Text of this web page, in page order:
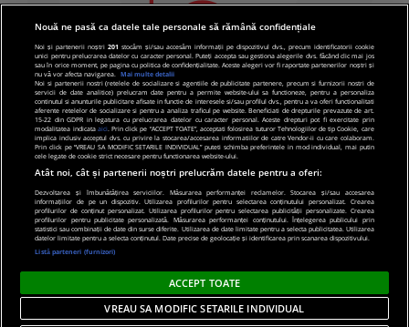
© 2019 PRO TV S.R.L |Politica de Cookie|Politica
de confidentialitate
Nouă ne pasă ca datele tale personale să rămână confidențiale
Noi și partenerii noștri201 stocăm și/sau accesăm informații pe dispozitivul dvs., precum identificatorii cookie
unici pentru prelucrarea datelor cu caracter personal. Puteți accepta sau gestiona alegerile dvs. făcând clic mai jos
sau în orice moment, pe pagina cu politica de confidențialitate. Aceste alegeri vor fi raportate partenerilor noștri și
nu vă vor afecta navigarea.
Mai multe detalii
Noi si partenerii nostri (retelele de socializare si agentiile de publicitate partenere, precum si furnizorii nostri de
servicii de date analitice) prelucram date pentru a permite website-ului sa functioneze, pentru a personaliza
continutul si anunturile publicitare afisate in functie de interesele si/sau profilul dvs., pentru a va oferi functionalitati
aferente retelelor de socializare si pentru a analiza traficul pe website. Beneficiati de drepturile prevazute de art.
15-22 din GDPR in legatura cu prelucrarea datelor cu caracter personal. Aceste drepturi pot fi exercitate prin
modalitatea indicata aici. Prin click pe “ACCEPT TOATE”, acceptati folosirea tuturor Tehnologiilor de tip Cookie, care
implica inclusiv acceptul dvs. cu privire la stocarea/accesarea informatiilor de catre Vendor-ii cu care colaboram.
Prin click pe “VREAU SA MODIFIC SETARILE INDIVIDUAL” puteti schimba preferintele in mod individual, mai putin
cele legate de cookie strict necesare pentru functionarea website-ului.
Atât noi, cât și partenerii noștri prelucrăm datele pentru a oferi:
Dezvoltarea și îmbunătățirea serviciilor. Măsurarea performanței reclamelor. Stocarea și/sau accesarea
informațiilor de pe un dispozitiv. Utilizarea profilurilor pentru selectarea conținutului personalizat. Crearea
profilurilor de conținut personalizat. Utilizarea profilurilor pentru selectarea publicității personalizate. Crearea
profilurilor pentru publicitate personalizată. Măsurarea performanței conținutului. Înțelegerea publicului prin
statistici sau combinații de date din surse diferite. Utilizarea de date limitate pentru a selecta publicitatea. Utilizarea
datelor limitate pentru a selecta conținutul. Date precise de geolocație și identificarea prin scanarea dispozitivului.
Listă parteneri (furnizori)
ACCEPT TOATE
VREAU SA MODIFIC SETARILE INDIVIDUAL